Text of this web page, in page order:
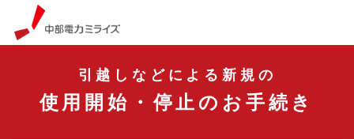
中部電力ミライズ
引越しなどによる新規の
使用開始・停止のお手続き